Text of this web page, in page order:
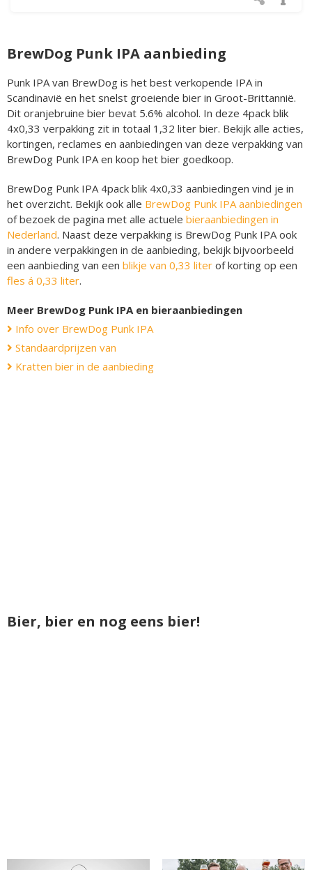
BrewDog Punk IPA aanbieding
Punk IPA van BrewDog is het best verkopende IPA in
Scandinavië en het snelst groeiende bier in Groot-Brittannië.
Dit oranjebruine bier bevat 5.6% alcohol. In deze 4pack blik
4x0,33 verpakking zit in totaal 1,32 liter bier. Bekijk alle acties,
kortingen, reclames en aanbiedingen van deze verpakking van
BrewDog Punk IPA en koop het bier goedkoop.
BrewDog Punk IPA 4pack blik 4x0,33 aanbiedingen vind je in
het overzicht. Bekijk ook alle BrewDog Punk IPA aanbiedingen
of bezoek de pagina met alle actuele bieraanbiedingen in
Nederland. Naast deze verpakking is BrewDog Punk IPA ook
in andere verpakkingen in de aanbieding, bekijk bijvoorbeeld
een aanbieding van een blikje van 0,33 liter of korting op een
fles á 0,33 liter.
Meer BrewDog Punk IPA en bieraanbiedingen
Info over BrewDog Punk IPA
Standaardprijzen van
Kratten bier in de aanbieding
Bier, bier en nog eens bier!